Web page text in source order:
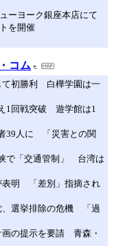
ーヨーク銀座本店にて
を開催
コム
て初勝利 白樺学園は一
1回戦突破 遊学館は1
39人に 「災害との関
で「交通管制」 台湾は
表明 「差別」指摘され
、選挙排除の危機 「過
画の提示を要請 青森・